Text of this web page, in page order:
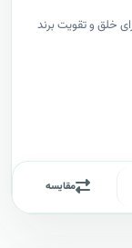
خلق و تقویت برند
مقایسه